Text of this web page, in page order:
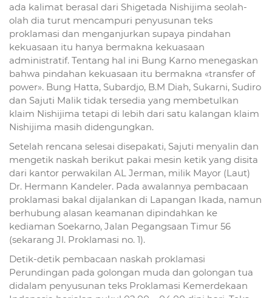
ada kalimat berasal dari Shigetada Nishijima seolah-
olah dia turut mencampuri penyusunan teks
proklamasi dan menganjurkan supaya pindahan
kekuasaan itu hanya bermakna kekuasaan
administratif. Tentang hal ini Bung Karno menegaskan
bahwa pindahan kekuasaan itu bermakna «transfer of
power». Bung Hatta, Subardjo, B.M Diah, Sukarni, Sudiro
dan Sajuti Malik tidak tersedia yang membetulkan
klaim Nishijima tetapi di lebih dari satu kalangan klaim
Nishijima masih didengungkan.
Setelah rencana selesai disepakati, Sajuti menyalin dan
mengetik naskah berikut pakai mesin ketik yang disita
dari kantor perwakilan AL Jerman, milik Mayor (Laut)
Dr. Hermann Kandeler. Pada awalannya pembacaan
proklamasi bakal dijalankan di Lapangan Ikada, namun
berhubung alasan keamanan dipindahkan ke
kediaman Soekarno, Jalan Pegangsaan Timur 56
(sekarang Jl. Proklamasi no. 1).
Detik-detik pembacaan naskah proklamasi
Perundingan pada golongan muda dan golongan tua
didalam penyusunan teks Proklamasi Kemerdekaan